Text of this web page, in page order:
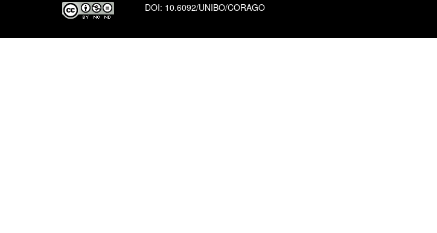
DOI: 10.6092/UNIBO/CORAGO